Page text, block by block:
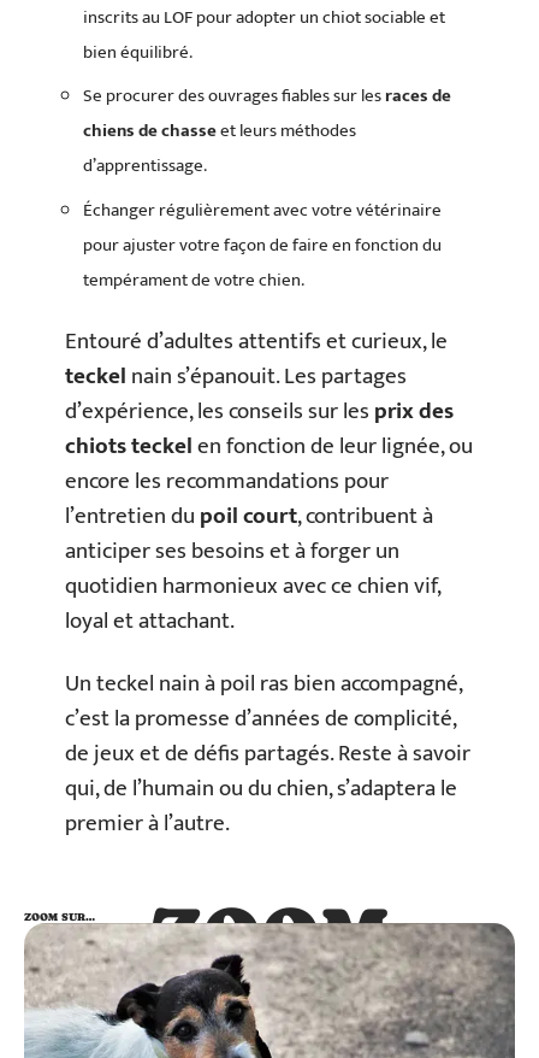
inscrits au LOF pour adopter un chiot sociable et
bien équilibré.
Se procurer des ouvrages fiables sur lesraces de
chiens de chasseet leurs méthodes
d’apprentissage.
Échanger régulièrement avec votre vétérinaire
pour ajuster votre façon de faire en fonction du
tempérament de votre chien.
Entouré d’adultes attentifs et curieux, le
teckelnain s’épanouit. Les partages
d’expérience, les conseils sur lesprix des
chiots teckelen fonction de leur lignée, ou
encore les recommandations pour
l’entretien dupoil court, contribuent à
anticiper ses besoins et à forger un
quotidien harmonieux avec ce chien vif,
loyal et attachant.
Un teckel nain à poil ras bien accompagné,
c’est la promesse d’années de complicité,
de jeux et de défis partagés. Reste à savoir
qui, de l’humain ou du chien, s’adaptera le
premier à l’autre.
ZOOM
SUR…
ZOOM SUR…